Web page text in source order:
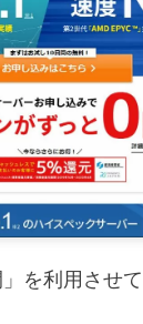
を利用させて